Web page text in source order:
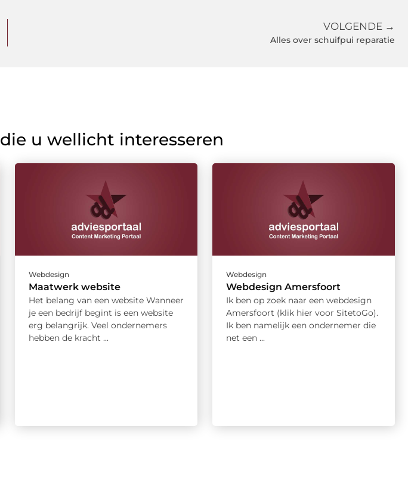
VOLGENDE →
Alles over schuifpui reparatie
die u wellicht interesseren
Webdesign
Maatwerk website
Het belang van een website Wanneer
je een bedrijf begint is een website
erg belangrijk. Veel ondernemers
hebben de kracht ...
Webdesign
Webdesign Amersfoort
Ik ben op zoek naar een webdesign
Amersfoort (klik hier voor SitetoGo).
Ik ben namelijk een ondernemer die
net een ...